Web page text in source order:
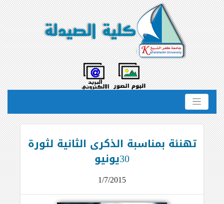
تهنئة بمناسبة الذكرى الثانية لثورة
30يونيو
1/7/2015